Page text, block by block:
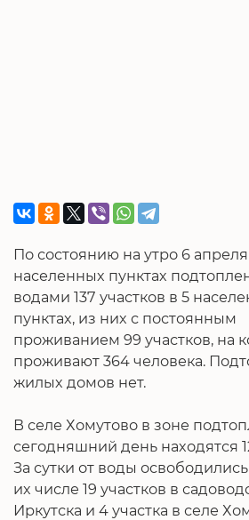
По состоянию на утро 6 апреля
населенных пунктах
водами 137 участков в 5
пунктах, из них с постоянным
проживанием 99 участков, на
проживают 364 человека.
жилых домов нет.
В селе Хомутово в зоне
сегодняшний день находятся
За сутки от воды освободились
их числе 19 участков в
Иркутска и 4 участка в селе